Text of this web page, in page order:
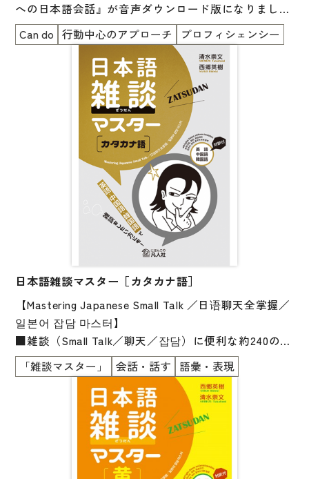
日本留学試験対策
各種試験対策
日本語学習関連副読本
視聴覚・補助教材
カセットテープ・ＣＤ
カード・ゲーム・絵教材
絵本・子ども向け補助
図表
日本語学習辞典
漢字字典（辞典）
への日本語会話』が音声ダウンロード版になりまし
た。
まずタスクを与え、その後で文型・語彙を教える「タ
スク先行型」の教育を具現化した本書は、今もなお、
学習者はもちろん、教師にも刺激的な一冊です。
別冊には、「復習しよう！」「練習しよう！」の解答
例と、「機能別上級会話表現」を付けたほか、「復習
しよう！」の会話文の音声を収録。
ロールプレイで話し、「復習しよう！」で聞き、「練
習しよう！」で書いて覚えることができます。
＊本書はCD付きの版（978-4-89358-880-7）と同じ内
容です。重複購入にご注意ください。
Can do 行動中心のアプローチ プロフィシェンシー
日本語雑談マスター［カタカナ語］
【Mastering Japanese Small Talk ／日语聊天全掌握／
일본어 잡담 마스터】
■雑談（Small Talk／聊天／잡담）に便利な約240のカ
タカナ語が勉強できます
■会社員や大学生の自然な会話
■ひとりで勉強できます
■初級の勉強がおわったら、読んでみましょう
■自然な英語・中国語・韓国語の対訳付き
■英語・中国語・韓国語を学んでいる人にもおススメ
「雑談マスター」 会話・話す 語彙・表現